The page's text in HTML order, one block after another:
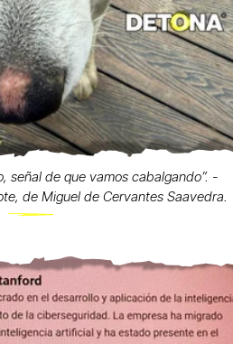
señal de que vamos cabalgando”. -
de Miguel de Cervantes Saavedra.